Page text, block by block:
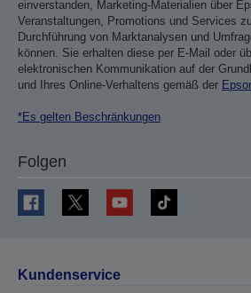
einverstanden, Marketing-Materialien über
Veranstaltungen, Promotions und Services
Durchführung von Marktanalysen und
können. Sie erhalten diese per E-Mail oder
elektronischen Kommunikation auf der
und Ihres Online-Verhaltens gemäß der
*Es gelten Beschränkungen
Folgen
Kundenservice